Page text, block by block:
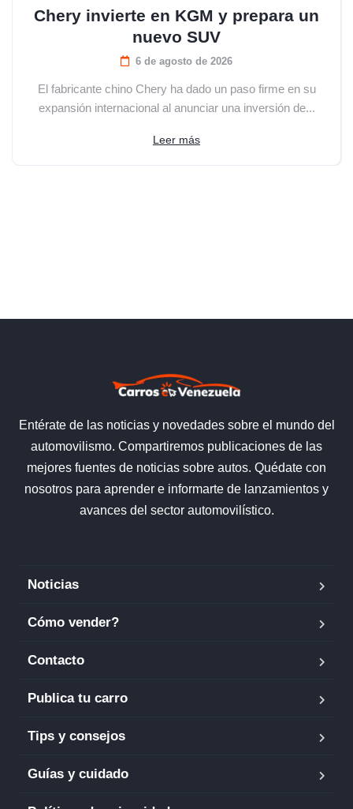
Chery invierte en KGM y prepara un
nuevo SUV
6 de agosto de 2026
El fabricante chino Chery ha dado un paso firme en su
expansión internacional al anunciar una inversión de...
Leer más
Entérate de las noticias y novedades sobre el mundo del
automovilismo. Compartiremos publicaciones de las
mejores fuentes de noticias sobre autos. Quédate con
nosotros para aprender e informarte de lanzamientos y
avances del sector automovilístico.
Noticias
Cómo vender?
Contacto
Publica tu carro
Tips y consejos
Guías y cuidado